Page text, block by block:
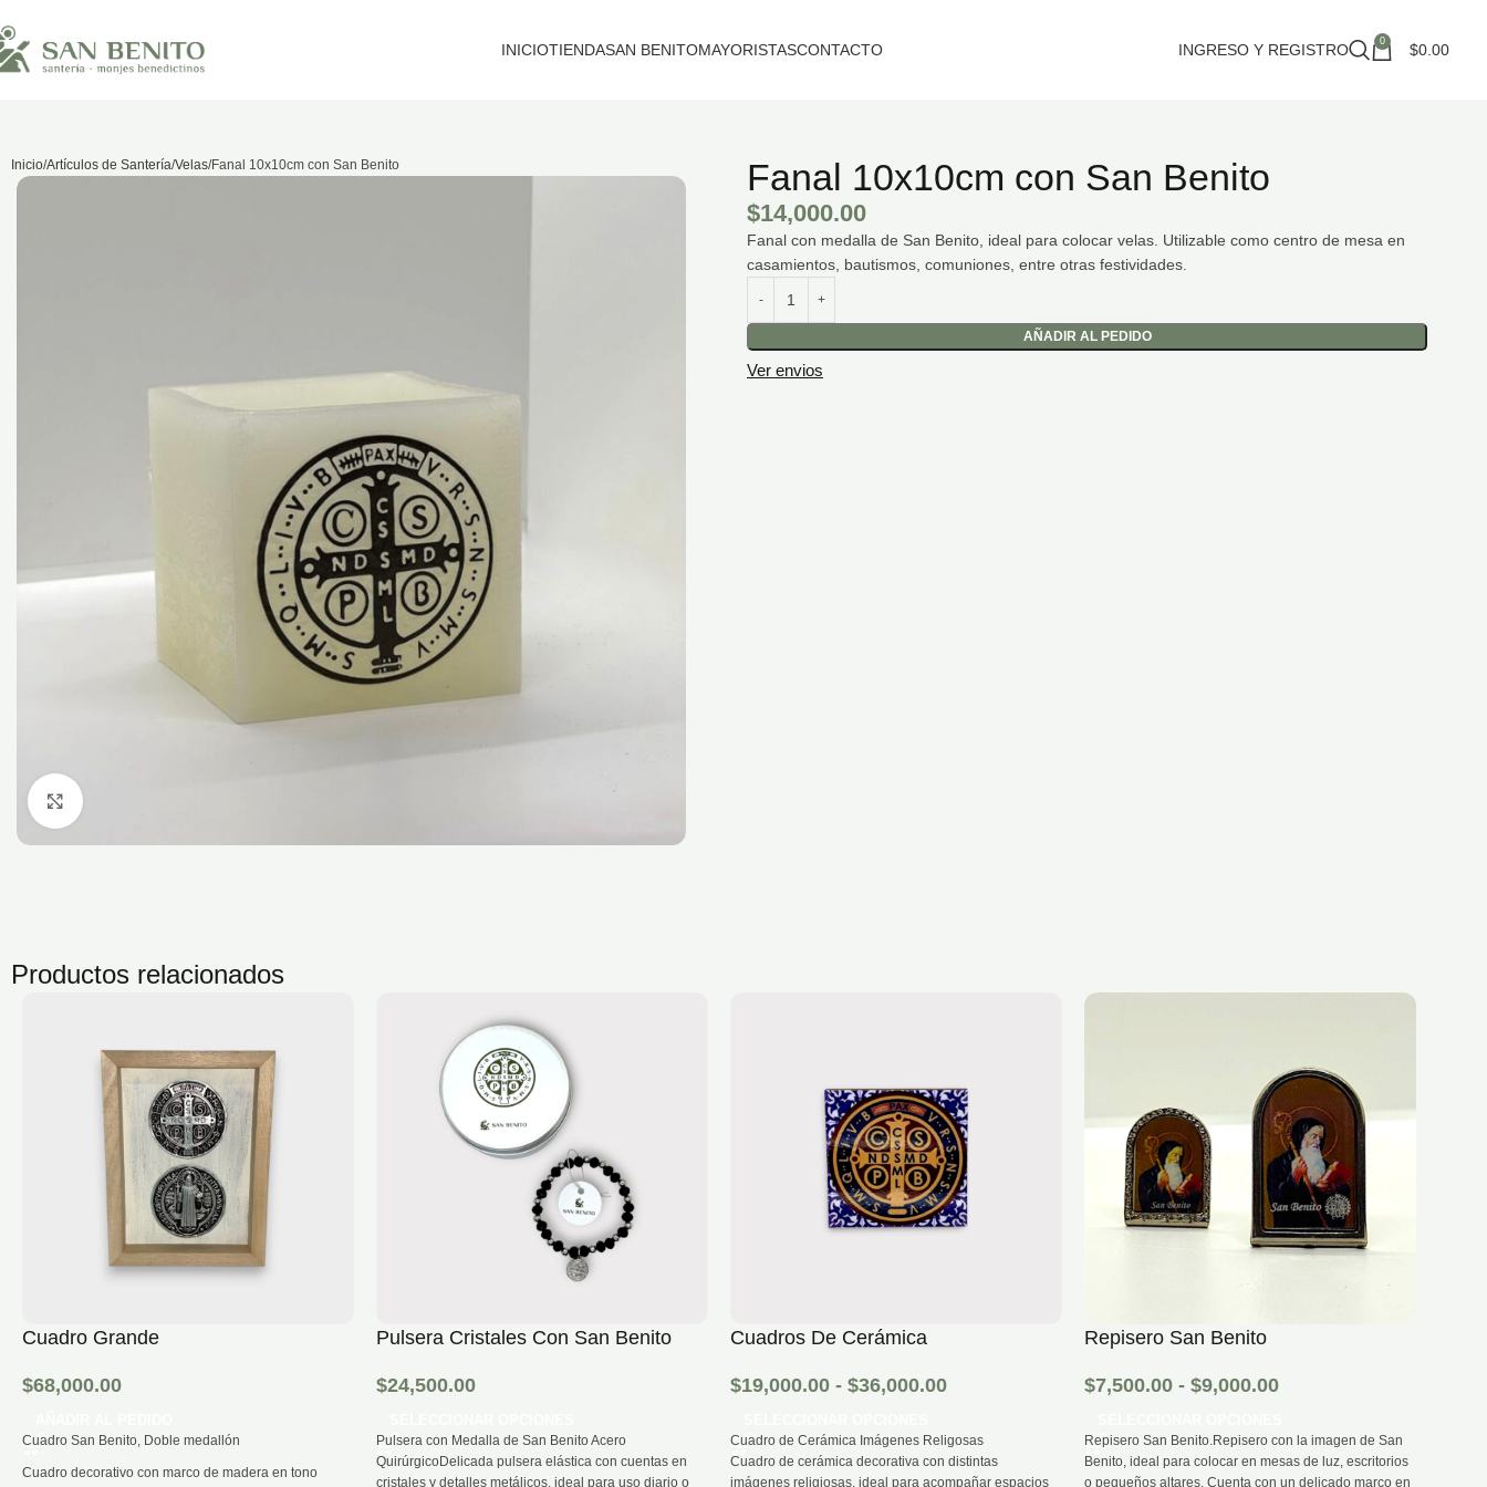
INICIOTIENDASAN BENITOMAYORISTASCONTACTO INGRESO Y REGISTRO 0 $0.00
Inicio Artículos de Santería Velas Fanal 10x10cm con San Benito Fanal 10x10cm con San Benito
$14,000.00
Fanal con medalla de San Benito, ideal para colocar velas. Utilizable como centro de mesa en
casamientos, bautismos, comuniones, entre otras festividades.
AÑADIR AL PEDIDO
Ver envios
Productos relacionados
Cuadro Grande
$68,000.00
Cuadro San Benito, Doble medallón
Cuadro decorativo con marco de madera en tono
Pulsera Cristales Con San Benito
$24,500.00
Pulsera con Medalla de San Benito Acero
QuirúrgicoDelicada pulsera elástica con cuentas en
cristales y detalles metálicos, ideal para uso diario o
Cuadros De Cerámica
$19,000.00 - $36,000.00
Cuadro de Cerámica Imágenes Religosas
Cuadro de cerámica decorativa con distintas
imágenes religiosas, ideal para acompañar espacios
Repisero San Benito
$7,500.00 - $9,000.00
Repisero San Benito.Repisero con la imagen de San
Benito, ideal para colocar en mesas de luz, escritorios
o pequeños altares. Cuenta con un delicado marco en